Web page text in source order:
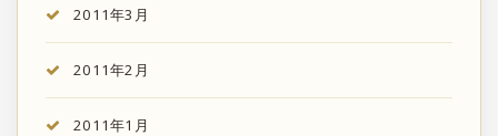
2011年3月
2011年2月
2011年1月